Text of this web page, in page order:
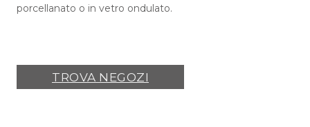
porcellanato o in vetro ondulato.
TROVA NEGOZI